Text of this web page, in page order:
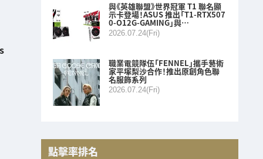
與《英雄聯盟》世界冠軍 T1 聯名顯
示卡登場！ASUS 推出「T1-RTX507
0-O12G-GAMING」與…
2026.07.24(Fri)
職業電競隊伍「FENNEL」攜手藝術
家平塚梨沙合作！推出原創角色聯
名服飾系列
2026.07.24(Fri)
點擊率排名